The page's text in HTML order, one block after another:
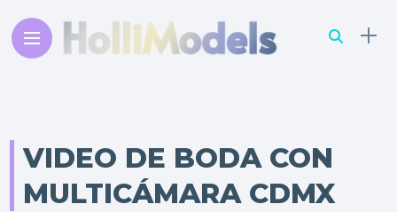
VIDEO DE BODA CON
MULTICÁMARA CDMX